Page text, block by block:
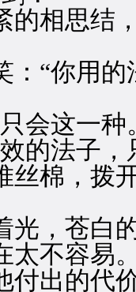
相思结，
“你用的
会这一种
法子，
棉，拨开
，苍白的
不容易
出的代